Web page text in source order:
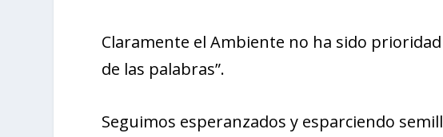
Claramente el Ambiente no ha sido
de las palabras”.
Seguimos esperanzados y esparciendo